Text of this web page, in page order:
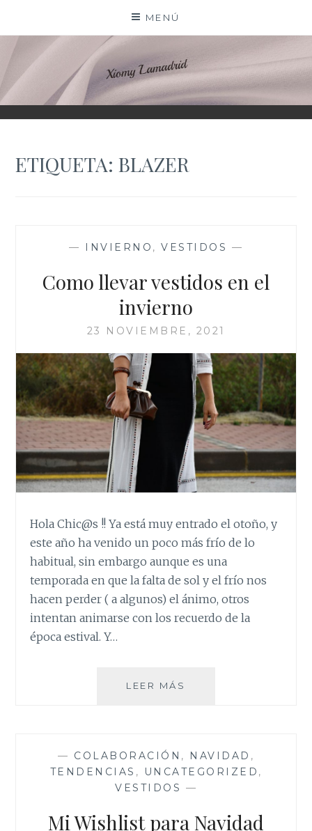
contenido
MENÚ
XIOMY LAMADRID
ETIQUETA:BLAZER
— INVIERNO , VESTIDOS —
Como llevar vestidos en el
invierno
23 NOVIEMBRE, 2021
Hola Chic@s !! Ya está muy entrado el otoño, y
este año ha venido un poco más frío de lo
habitual, sin embargo aunque es una
temporada en que la falta de sol y el frío nos
hacen perder ( a algunos) el ánimo, otros
intentan animarse con los recuerdo de la
época estival. Y…
LEER MÁS
INVIERNO
— COLABORACIÓN , NAVIDAD ,
TENDENCIAS , UNCATEGORIZED ,
VESTIDOS —
Mi Wishlist para Navidad